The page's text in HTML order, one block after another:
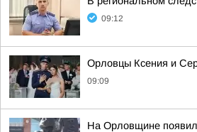
09:12
Орловцы Ксения и
09:09
На Орловщине